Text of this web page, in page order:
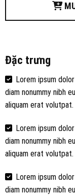
Đặc trưng
Lorem ipsum
diam nonummy nibh
aliquam erat volutpat.
Lorem ipsum
diam nonummy nibh
aliquam erat volutpat.
Lorem ipsum
diam nonummy nibh